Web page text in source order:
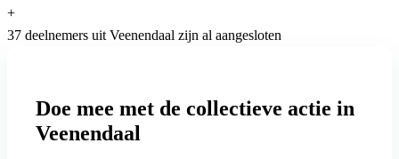
+
37 deelnemers uit Veenendaal zijn al aangesloten
Doe mee met de collectieve actie in
Veenendaal